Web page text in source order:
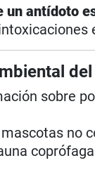
un antídoto
sobre
no